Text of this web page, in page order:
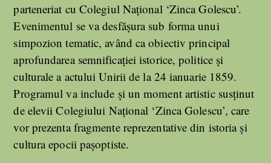
parteneriat cu Colegiul Naţional ‘Zinca Golescu’.
Evenimentul se va desfăşura sub forma unui
simpozion tematic, având ca obiectiv principal
aprofundarea semnificaţiei istorice, politice şi
culturale a actului Unirii de la 24 ianuarie 1859.
Programul va include şi un moment artistic susţinut
de elevii Colegiului Naţional ‘Zinca Golescu’, care
vor prezenta fragmente reprezentative din istoria şi
cultura epocii paşoptiste.